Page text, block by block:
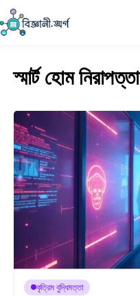
স্মার্ট হোম নিরাপত্তা
কৃত্রিম বুদ্ধিমত্তা